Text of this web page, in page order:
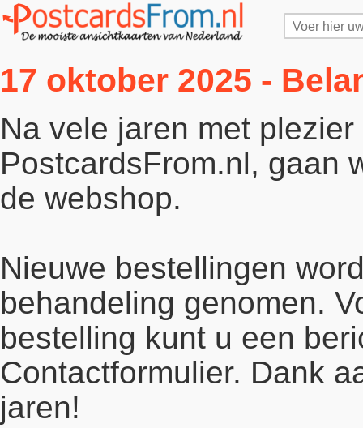
17 oktober 2025 -
Na vele jaren met
PostcardsFrom.nl, gaan
de webshop.
Nieuwe bestellingen
behandeling genomen.
bestelling kunt u een
Contactformulier. Dank
jaren!